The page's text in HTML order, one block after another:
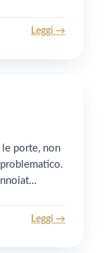
Leggi →
le porte, non
Leggi →